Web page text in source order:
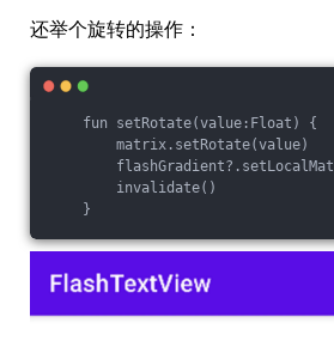
还举个旋转的操作：
    fun setRotate(value:Float) {
        matrix.setRotate(value)
        invalidate()